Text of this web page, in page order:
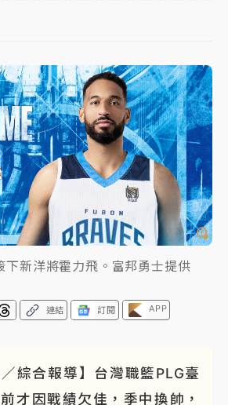
門只出不進 未移置車輛最高罰
高灘地停車場下午4時強制拖吊 中午
線停車
福村今明2天「爸爸免費」 遠雄海洋
北海！今明防劇烈降雨 東部高溫飆
下新洋將霍力飛。富邦勇士提供
連結 訂閱 APP
／綜合報導】台灣職籃PLG臺
才因戰績欠佳，季中換帥，